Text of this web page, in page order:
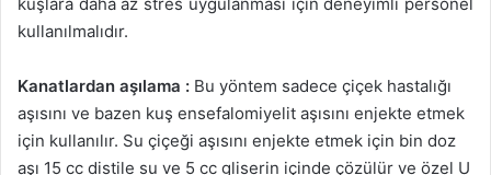
kullanılmalıdır.
Kanatlardan aşılama : Bu yöntem sadece çiçek hastalığı
aşısını ve bazen kuş ensefalomiyelit aşısını enjekte etmek
için kullanılır. Su çiçeği aşısını enjekte etmek için bin doz
aşı 15 cc distile su ve 5 cc gliserin içinde çözülür ve özel U